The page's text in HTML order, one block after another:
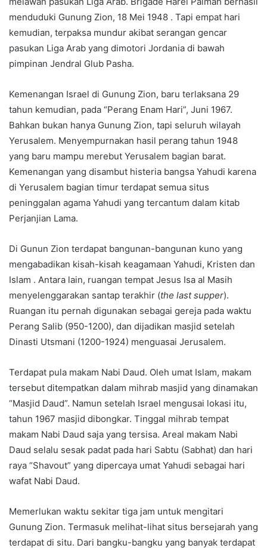
menduduki Gunung Zion, 18 Mei 1948 . Tapi empat hari
kemudian, terpaksa mundur akibat serangan gencar
pasukan Liga Arab yang dimotori Jordania di bawah
pimpinan Jendral Glub Pasha.
Kemenangan Israel di Gunung Zion, baru terlaksana 29
tahun kemudian, pada “Perang Enam Hari”, Juni 1967.
Bahkan bukan hanya Gunung Zion, tapi seluruh wilayah
Yerusalem. Menyempurnakan hasil perang tahun 1948
yang baru mampu merebut Yerusalem bagian barat.
Kemenangan yang disambut histeria bangsa Yahudi karena
di Yerusalem bagian timur terdapat semua situs
peninggalan agama Yahudi yang tercantum dalam kitab
Perjanjian Lama.
Di Gunun Zion terdapat bangunan-bangunan kuno yang
mengabadikan kisah-kisah keagamaan Yahudi, Kristen dan
Islam . Antara lain, ruangan tempat Jesus Isa al Masih
menyelenggarakan santap terakhir (the last supper).
Ruangan itu pernah digunakan sebagai gereja pada waktu
Perang Salib (950-1200), dan dijadikan masjid setelah
Dinasti Utsmani (1200-1924) menguasai Jerusalem.
Terdapat pula makam Nabi Daud. Oleh umat Islam, makam
tersebut ditempatkan dalam mihrab masjid yang dinamakan
“Masjid Daud”. Namun setelah Israel mengusai lokasi itu,
tahun 1967 masjid dibongkar. Tinggal mihrab tempat
makam Nabi Daud saja yang tersisa. Areal makam Nabi
Daud selalu sesak padat pada hari Sabtu (Sabhat) dan hari
raya “Shavout” yang dipercaya umat Yahudi sebagai hari
wafat Nabi Daud.
Memerlukan waktu sekitar tiga jam untuk mengitari
Gunung Zion. Termasuk melihat-lihat situs bersejarah yang
terdapat di situ. Dari bangku-bangku yang banyak terdapat